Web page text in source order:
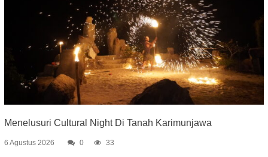
Menelusuri Cultural Night Di Tanah Karimunjawa
6 Agustus 2026 0 33